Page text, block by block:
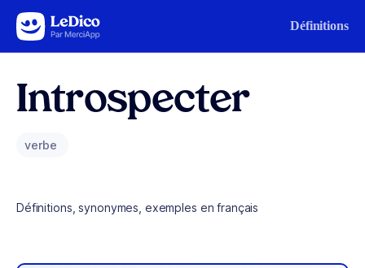
Aller au contenu Définitions
Introspecter
verbe
Définitions, synonymes, exemples en français